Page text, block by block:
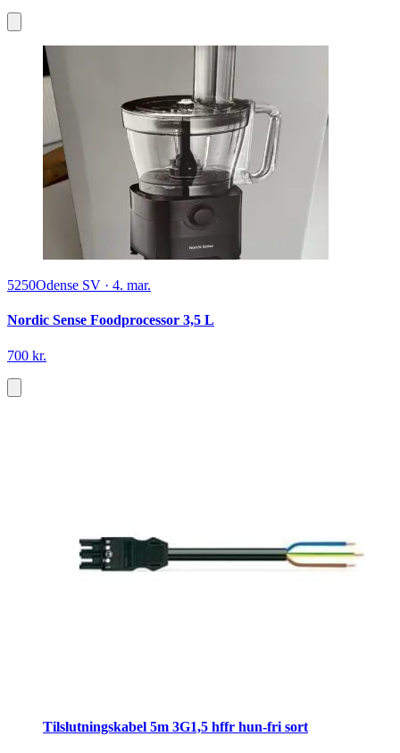
5250Odense SV · 4. mar.
Nordic Sense Foodprocessor 3,5 L
700 kr.
Tilslutningskabel 5m 3G1,5 hffr hun-fri sort